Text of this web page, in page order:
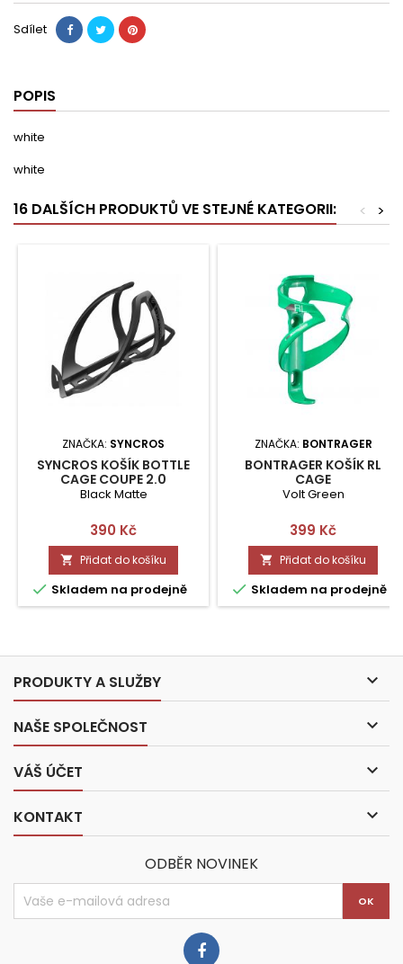
Sdílet
POPIS
white
white
16 DALŠÍCH PRODUKTŮ VE STEJNÉ KATEGORII: >
<
ZNAČKA: SYNCROS
SYNCROS KOŠÍK BOTTLE
CAGE COUPE 2.0
Black Matte
Cena
390 Kč
 Přidat do košíku
 Skladem na prodejně
ZNAČKA: BONTRAGER
BONTRAGER KOŠÍK RL
CAGE
Volt Green
Cena
399 Kč
 Přidat do košíku
 Skladem na prodejně
PRODUKTY A SLUŽBY 
NAŠE SPOLEČNOST 
VÁŠ ÚČET 
KONTAKT 
ODBĚR NOVINEK